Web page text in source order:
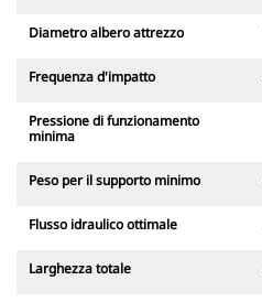
Diametro albero attrezzo
Frequenza d'impatto
Pressione di funzionamento
minima
Peso per il supporto minimo
Flusso idraulico ottimale
Larghezza totale